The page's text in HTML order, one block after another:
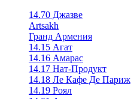
14.70 Джазве
Artsakh
Гранд Армения
14.15 Агат
14.16 Амарас
14.17 Нат-Продукт
14.18 Ле Кафе Де Париж
14.19 Роял